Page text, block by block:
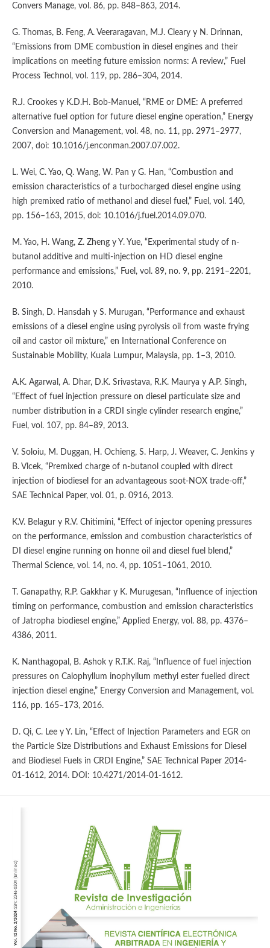
Convers Manage, vol. 86, pp. 848–863, 2014.
G. Thomas, B. Feng, A. Veeraragavan, M.J. Cleary y N. Drinnan,
“Emissions from DME combustion in diesel engines and their
implications on meeting future emission norms: A review,” Fuel
Process Technol, vol. 119, pp. 286–304, 2014.
R.J. Crookes y K.D.H. Bob-Manuel, “RME or DME: A preferred
alternative fuel option for future diesel engine operation,” Energy
Conversion and Management, vol. 48, no. 11, pp. 2971–2977,
2007, doi: 10.1016/j.enconman.2007.07.002.
L. Wei, C. Yao, Q. Wang, W. Pan y G. Han, “Combustion and
emission characteristics of a turbocharged diesel engine using
high premixed ratio of methanol and diesel fuel,” Fuel, vol. 140,
pp. 156–163, 2015, doi: 10.1016/j.fuel.2014.09.070.
M. Yao, H. Wang, Z. Zheng y Y. Yue, “Experimental study of n-
butanol additive and multi-injection on HD diesel engine
performance and emissions,” Fuel, vol. 89, no. 9, pp. 2191–2201,
2010.
B. Singh, D. Hansdah y S. Murugan, “Performance and exhaust
emissions of a diesel engine using pyrolysis oil from waste frying
oil and castor oil mixture,” en International Conference on
Sustainable Mobility, Kuala Lumpur, Malaysia, pp. 1–3, 2010.
A.K. Agarwal, A. Dhar, D.K. Srivastava, R.K. Maurya y A.P. Singh,
“Effect of fuel injection pressure on diesel particulate size and
number distribution in a CRDI single cylinder research engine,”
Fuel, vol. 107, pp. 84–89, 2013.
V. Soloiu, M. Duggan, H. Ochieng, S. Harp, J. Weaver, C. Jenkins y
B. Vlcek, “Premixed charge of n-butanol coupled with direct
injection of biodiesel for an advantageous soot-NOX trade-off,”
SAE Technical Paper, vol. 01, p. 0916, 2013.
K.V. Belagur y R.V. Chitimini, “Effect of injector opening pressures
on the performance, emission and combustion characteristics of
DI diesel engine running on honne oil and diesel fuel blend,”
Thermal Science, vol. 14, no. 4, pp. 1051–1061, 2010.
T. Ganapathy, R.P. Gakkhar y K. Murugesan, “Influence of injection
timing on performance, combustion and emission characteristics
of Jatropha biodiesel engine,” Applied Energy, vol. 88, pp. 4376–
4386, 2011.
K. Nanthagopal, B. Ashok y R.T.K. Raj, “Influence of fuel injection
pressures on Calophyllum inophyllum methyl ester fuelled direct
injection diesel engine,” Energy Conversion and Management, vol.
116, pp. 165–173, 2016.
D. Qi, C. Lee y Y. Lin, “Effect of Injection Parameters and EGR on
the Particle Size Distributions and Exhaust Emissions for Diesel
and Biodiesel Fuels in CRDI Engine,” SAE Technical Paper 2014-
01-1612, 2014. DOI: 10.4271/2014-01-1612.